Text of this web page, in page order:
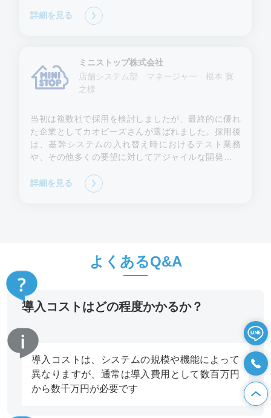
詳細を見る
ミニストップ株式会社
店舗システム部 マネージャー 根本 寛
之様
当初は複数社で採用を検討しましたが、最終的に優れ
た企業としてカオピーズさんが選ばれました。採用後
は、基幹システムの入れ替え時におけるテスト業務
や、その他多くの要望に対してアジャイルな開発を実
す。
詳細を見る
よくあるQ&A
導入コストはどの程度かかるか？
導入コストは、システムの規模や機能によって
異なりますが、通常は導入費用として数百万円
から数千万円が必要です